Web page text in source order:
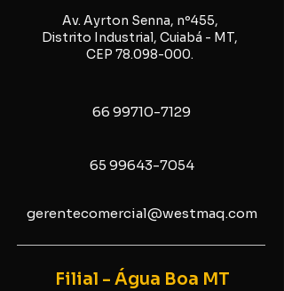
Av. Ayrton Senna, nº455,
Distrito Industrial, Cuiabá - MT,
CEP 78.098-000.
66 99710-7129
65 99643-7054
gerentecomercial@westmaq.com
Filial - Água Boa MT